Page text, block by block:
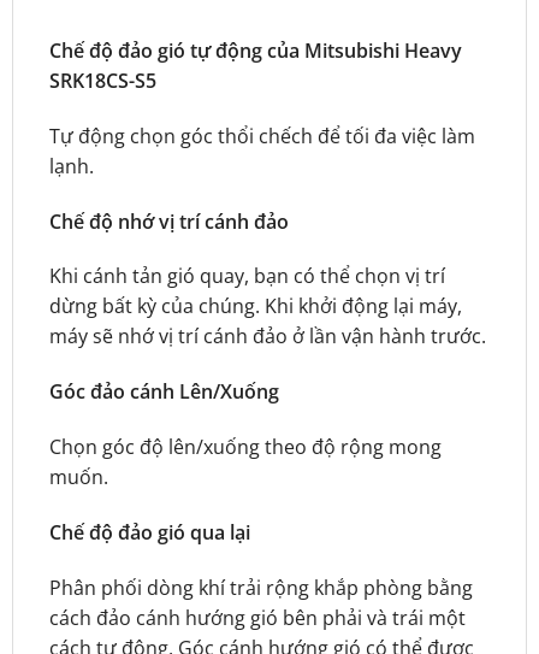
Chế độ đảo gió tự động của Mitsubishi Heavy
SRK18CS-S5
Tự động chọn góc thổi chếch để tối đa việc làm
lạnh.
Chế độ nhớ vị trí cánh đảo
Khi cánh tản gió quay, bạn có thể chọn vị trí
dừng bất kỳ của chúng. Khi khởi động lại máy,
máy sẽ nhớ vị trí cánh đảo ở lần vận hành trước.
Góc đảo cánh Lên/Xuống
Chọn góc độ lên/xuống theo độ rộng mong
muốn.
Chế độ đảo gió qua lại
Phân phối dòng khí trải rộng khắp phòng bằng
cách đảo cánh hướng gió bên phải và trái một
cách tự động. Góc cánh hướng gió có thể được